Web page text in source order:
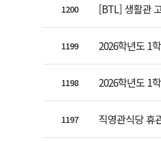
1200 [BTL] 생활관
1199 2026학년도 1
1198 2026학년도 1
1197 직영관식당 휴